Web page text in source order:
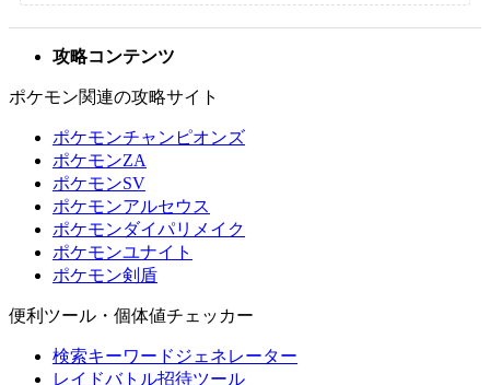
攻略コンテンツ
ポケモン関連の攻略サイト
ポケモンチャンピオンズ
ポケモンZA
ポケモンSV
ポケモンアルセウス
ポケモンダイパリメイク
ポケモンユナイト
ポケモン剣盾
便利ツール・個体値チェッカー
検索キーワードジェネレーター
レイドバトル招待ツール